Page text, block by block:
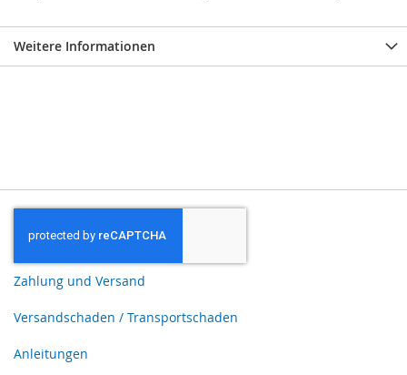
Weitere Informationen
Zahlung und Versand
Versandschaden / Transportschaden
Anleitungen